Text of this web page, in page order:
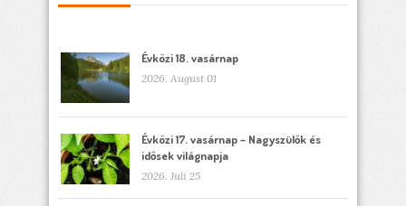
Évközi 18. vasárnap
2026. August 01
Évközi 17. vasárnap – Nagyszülők és
idősek világnapja
2026. Juli 25